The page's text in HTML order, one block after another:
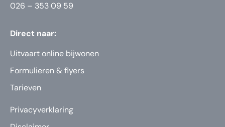
026 – 353 09 59
Direct naar:
Uitvaart online bijwonen
Formulieren & flyers
Tarieven
Privacyverklaring